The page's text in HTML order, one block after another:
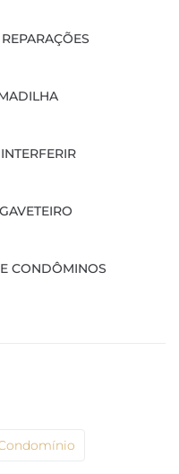
CONDÔMINOS